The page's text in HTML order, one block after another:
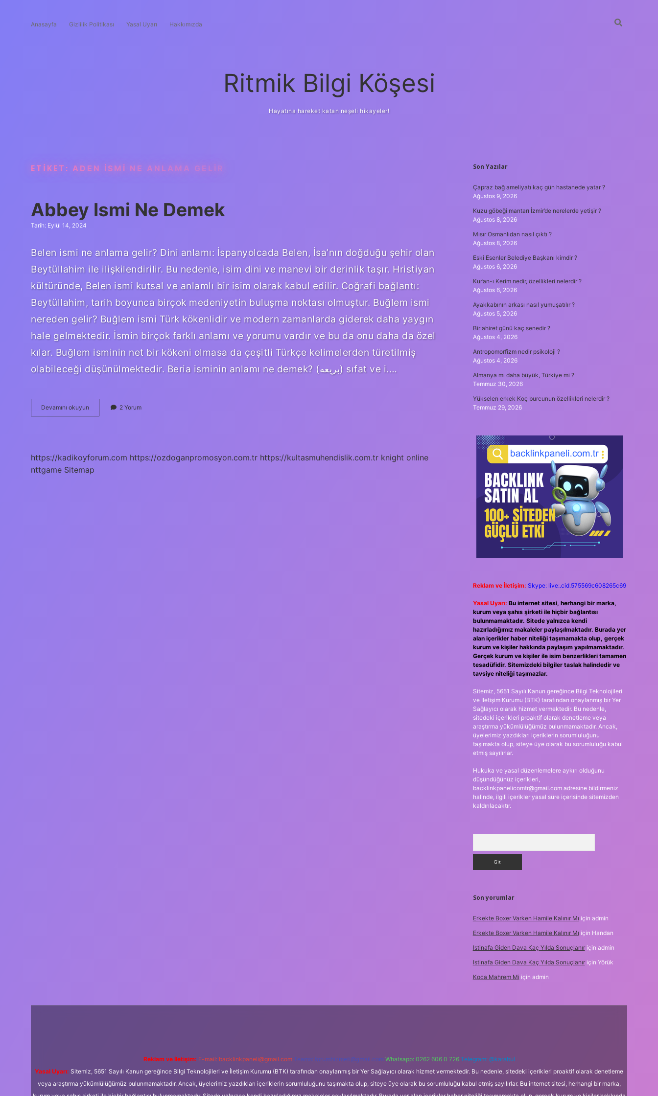
Anasayfa Gizlilik Politikası Yasal Uyarı Hakkımızda
Ritmik Bilgi Köşesi
Hayatına hareket katan neşeli hikayeler!
ETIKET: ADEN ISMI NE ANLAMA GELIR
Abbey Ismi Ne Demek
Tarih: Eylül 14, 2024
Belen ismi ne anlama gelir? Dini anlamı: İspanyolcada Belen, İsa’nın doğduğu şehir olan
Beytüllahim ile ilişkilendirilir. Bu nedenle, isim dini ve manevi bir derinlik taşır. Hristiyan
kültüründe, Belen ismi kutsal ve anlamlı bir isim olarak kabul edilir. Coğrafi bağlantı:
Beytüllahim, tarih boyunca birçok medeniyetin buluşma noktası olmuştur. Buğlem ismi
nereden gelir? Buğlem ismi Türk kökenlidir ve modern zamanlarda giderek daha yaygın
hale gelmektedir. İsmin birçok farklı anlamı ve yorumu vardır ve bu da onu daha da özel
kılar. Buğlem isminin net bir kökeni olmasa da çeşitli Türkçe kelimelerden türetilmiş
olabileceği düşünülmektedir. Beria isminin anlamı ne demek? (ﺑﺮﻳﻌﻪ) sıfat ve i.…
Devamını okuyun
Ismi
2 Yorum
https://kadikoyforum.com https://ozdoganpromosyon.com.tr https://kultasmuhendislik.com.tr knight online
nttgame Sitemap
SIDEBAR
Son Yazılar
Çapraz bağ ameliyatı kaç gün hastanede yatar ?
Ağustos 9, 2026
Kuzu göbeği mantarı İzmir’de nerelerde yetişir ?
Ağustos 8, 2026
Mısır Osmanlıdan nasıl çıktı ?
Ağustos 8, 2026
Eski Esenler Belediye Başkanı kimdir ?
Ağustos 6, 2026
Kur’an-ı Kerim nedir, özellikleri nelerdir ?
Ağustos 6, 2026
Ayakkabının arkası nasıl yumuşatılır ?
Ağustos 5, 2026
Bir ahiret günü kaç senedir ?
Ağustos 4, 2026
Antropomorfizm nedir psikoloji ?
Ağustos 4, 2026
Almanya mı daha büyük, Türkiye mi ?
Temmuz 30, 2026
Yükselen erkek Koç burcunun özellikleri nelerdir ?
Temmuz 29, 2026
Reklam ve İletişim: Skype: live:.cid.575569c608265c69
Yasal Uyarı: Bu internet sitesi, herhangi bir marka,
kurum veya şahıs şirketi ile hiçbir bağlantısı
bulunmamaktadır. Sitede yalnızca kendi
hazırladığımız makaleler paylaşılmaktadır. Burada yer
alan içerikler haber niteliği taşımamakta olup, gerçek
kurum ve kişiler hakkında paylaşım yapılmamaktadır.
Gerçek kurum ve kişiler ile isim benzerlikleri tamamen
tesadüfidir. Sitemizdeki bilgiler taslak halindedir ve
tavsiye niteliği taşımazlar.
Sitemiz, 5651 Sayılı Kanun gereğince Bilgi Teknolojileri
ve İletişim Kurumu (BTK) tarafından onaylanmış bir Yer
Sağlayıcı olarak hizmet vermektedir. Bu nedenle,
sitedeki içerikleri proaktif olarak denetleme veya
araştırma yükümlülüğümüz bulunmamaktadır. Ancak,
üyelerimiz yazdıkları içeriklerin sorumluluğunu
taşımakta olup, siteye üye olarak bu sorumluluğu kabul
etmiş sayılırlar.
Hukuka ve yasal düzenlemelere aykırı olduğunu
düşündüğünüz içerikleri,
backlinkpanelicomtr@gmail.comadresine bildirmeniz
halinde, ilgili içerikler yasal süre içerisinde sitemizden
kaldırılacaktır.
Son yorumlar
Erkekte Boxer Varken Hamile Kalınır Mı için admin
Erkekte Boxer Varken Hamile Kalınır Mı için Handan
Istinafa Giden Dava Kaç Yılda Sonuçlanıriçin admin
Istinafa Giden Dava Kaç Yılda Sonuçlanıriçin Yörük
Koca Mahrem Mi için admin
Reklam ve İletişim: E-mail: backlinkpaneli@gmail.com Teams: forumhizmeti@gmail.com Whatsapp: 0262 606 0 726 Telegram: @karabul
Yasal Uyarı: Sitemiz, 5651 Sayılı Kanun gereğince Bilgi Teknolojileri ve İletişim Kurumu (BTK) tarafından onaylanmış bir Yer Sağlayıcı olarak hizmet vermektedir. Bu nedenle, sitedeki içerikleri proaktif olarak denetleme
veya araştırma yükümlülüğümüz bulunmamaktadır. Ancak, üyelerimiz yazdıkları içeriklerin sorumluluğunu taşımakta olup, siteye üye olarak bu sorumluluğu kabul etmiş sayılırlar. Bu internet sitesi, herhangi bir marka,